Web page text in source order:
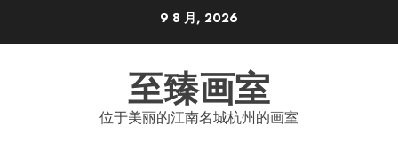
9 8 月, 2026
至臻画室
位于美丽的江南名城杭州的画室